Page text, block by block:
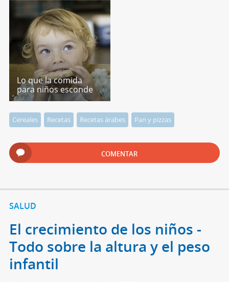
Lo que la comida
para niños esconde
Cereales Recetas Recetas árabes Pan y pizzas
COMENTAR
SALUD
El crecimiento de los niños -
Todo sobre la altura y el peso
infantil